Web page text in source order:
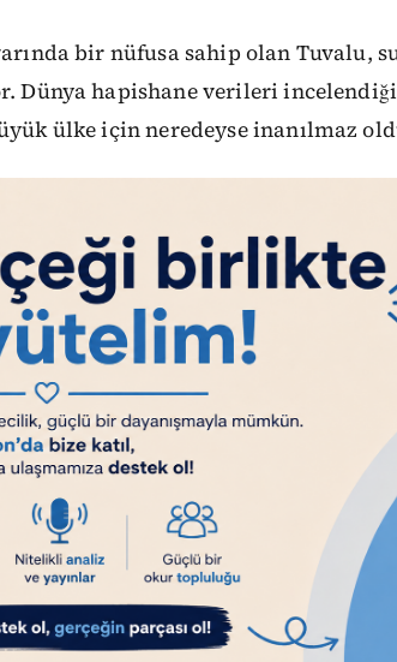
bir nüfusa sahip olan Tuvalu,
Dünya hapishane verileri
ülke için neredeyse inanılmaz